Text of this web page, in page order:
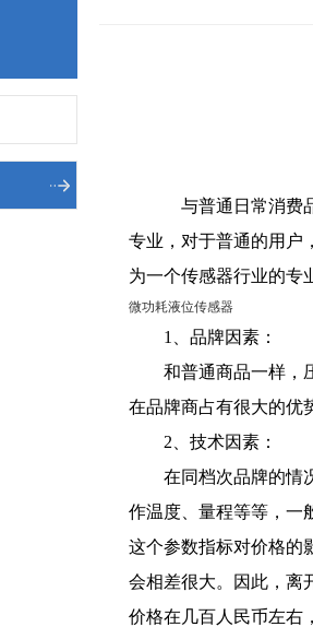
与普通日常消费
专业，对于普通的用户
为一个传感器行业的专
微功耗液位传感器
1、品牌因素：
和普通商品一样，压
在品牌商占有很大的优
2、技术因素：
在同档次品牌的情况
作温度、量程等等，一
这个参数指标对价格的
会相差很大。因此，离
价格在几百人民币左右